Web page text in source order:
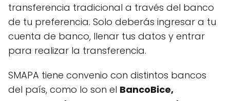
transferencia tradicional a través del banco
de tu preferencia. Solo deberás ingresar a tu
cuenta de banco, llenar tus datos y entrar
para realizar la transferencia.
SMAPA tiene convenio con distintos bancos
del país, como lo son el BancoBice,